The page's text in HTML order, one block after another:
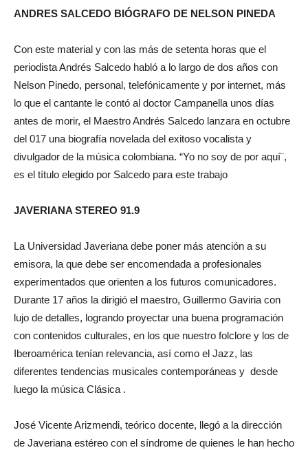
ANDRES SALCEDO BIÓGRAFO DE NELSON PINEDA
Con este material y con las más de setenta horas que el
periodista Andrés Salcedo habló a lo largo de dos años con
Nelson Pinedo, personal, telefónicamente y por internet, más
lo que el cantante le contó al doctor Campanella unos días
antes de morir, el Maestro Andrés Salcedo lanzara en octubre
del 017 una biografía novelada del exitoso vocalista y
divulgador de la música colombiana. “Yo no soy de por aquí¨,
es el título elegido por Salcedo para este trabajo
JAVERIANA STEREO 91.9
La Universidad Javeriana debe poner más atención a su
emisora, la que debe ser encomendada a profesionales
experimentados que orienten a los futuros comunicadores.
Durante 17 años la dirigió el maestro, Guillermo Gaviria con
lujo de detalles, logrando proyectar una buena programación
con contenidos culturales, en los que nuestro folclore y los de
Iberoamérica tenían relevancia, así como el Jazz, las
diferentes tendencias musicales contemporáneas y desde
luego la música Clásica .
José Vicente Arizmendi, teórico docente, llegó a la dirección
de Javeriana estéreo con el síndrome de quienes le han hecho